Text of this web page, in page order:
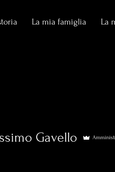
La mia famiglia La
Gavello
Gavello